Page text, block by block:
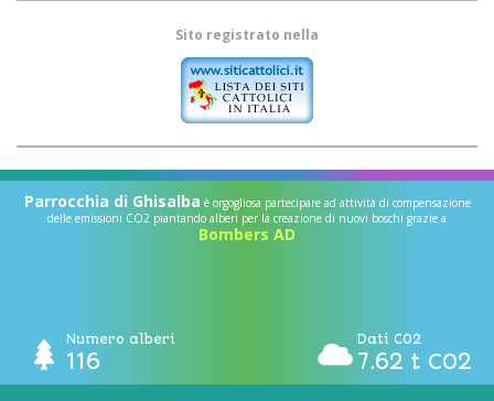
Sito registrato nella
Parrocchia di Ghisalba è orgogliosa partecipare ad attività di compensazione
delle emissioni CO2 piantando alberi per la creazione di nuovi boschi grazie a
Bombers AD
Numero alberi
116
Dati CO2
7.62 t CO2